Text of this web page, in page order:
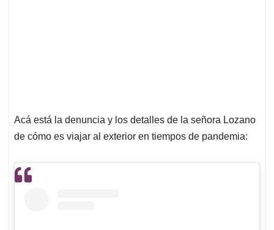
Acá está la denuncia y los detalles de la señora Lozano
de cómo es viajar al exterior en tiempos de pandemia: